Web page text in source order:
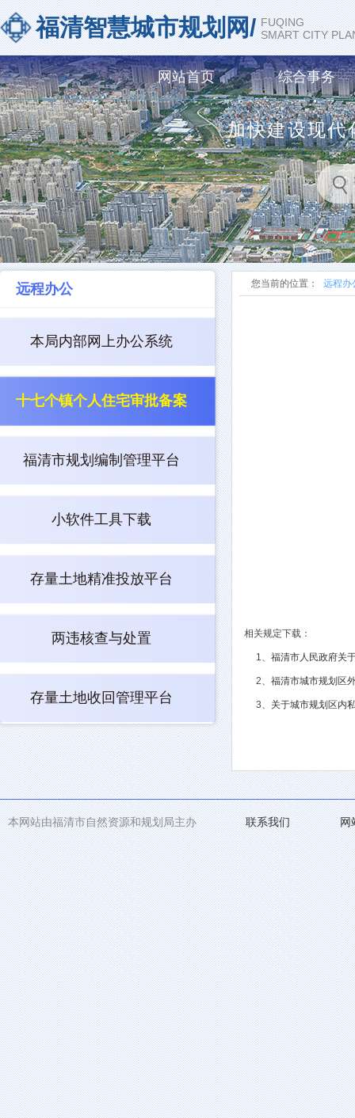
福清智慧城市规划网/ FUQING
SMART CITY
网站首页 综合事务
加快建设现
远程办公
本局内部网上办公系统
十七个镇个人住宅审批备案
福清市规划编制管理平台
小软件工具下载
存量土地精准投放平台
两违核查与处置
存量土地收回管理平台
您当前的位置： 远程办
相关规定下载：
1、 福清市人民政府关
2、 福清市城市规划区
3、 关于城市规划区内
本网站由福清市自然资源和规划局主办 联系我们 网